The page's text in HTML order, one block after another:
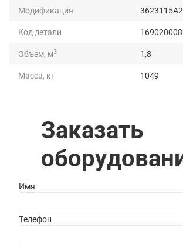
Модификация
Код детали
Объем, м3
1,8
Масса, кг
1049
Длина, мм
Ширина, мм
1290
Высота, мм
1156
Заказать
Имя
Телефон